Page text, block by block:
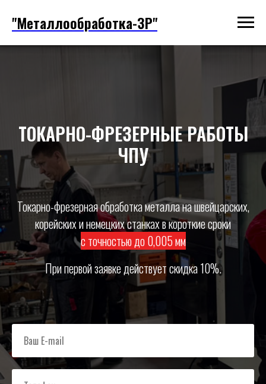
"Металлообработка-ЗР"
ТОКАРНО-ФРЕЗЕРНЫЕ РАБОТЫ
ЧПУ
Токарно-фрезерная обработка металла на швейцарских,
корейских и немецких станках в короткие сроки
с точностью до 0,005 мм
При первой заявке действует скидка 10%.